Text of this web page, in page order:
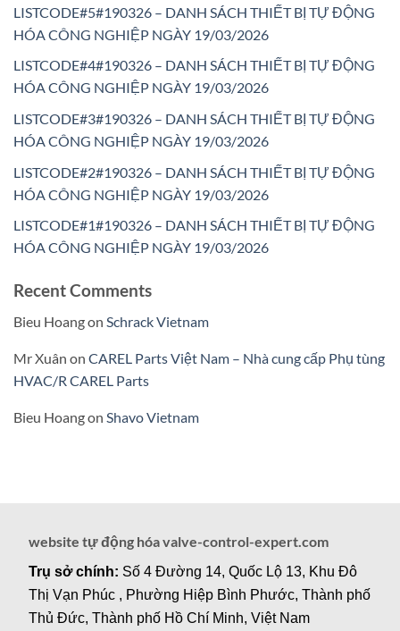
LISTCODE#5#190326 – DANH SÁCH THIẾT BỊ TỰ ĐỘNG
HÓA CÔNG NGHIỆP NGÀY 19/03/2026
LISTCODE#4#190326 – DANH SÁCH THIẾT BỊ TỰ ĐỘNG
HÓA CÔNG NGHIỆP NGÀY 19/03/2026
LISTCODE#3#190326 – DANH SÁCH THIẾT BỊ TỰ ĐỘNG
HÓA CÔNG NGHIỆP NGÀY 19/03/2026
LISTCODE#2#190326 – DANH SÁCH THIẾT BỊ TỰ ĐỘNG
HÓA CÔNG NGHIỆP NGÀY 19/03/2026
LISTCODE#1#190326 – DANH SÁCH THIẾT BỊ TỰ ĐỘNG
HÓA CÔNG NGHIỆP NGÀY 19/03/2026
Recent Comments
Bieu Hoangon Schrack Vietnam
Mr Xuân on CAREL Parts Việt Nam – Nhà cung cấp Phụ tùng
HVAC/R CAREL Parts
Bieu Hoangon Shavo Vietnam
website tự động hóa valve-control-expert.com
Trụ sở chính: Số 4 Đường 14, Quốc Lộ 13, Khu Đô
Thị Vạn Phúc , Phường Hiệp Bình Phước, Thành phố
Thủ Đức, Thành phố Hồ Chí Minh, Việt Nam